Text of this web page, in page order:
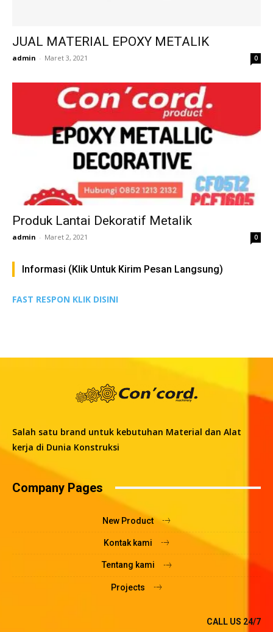
JUAL MATERIAL EPOXY METALIK
admin - Maret 3, 2021 0
Produk Lantai Dekoratif Metalik
admin - Maret 2, 2021 0
Informasi (Klik Untuk Kirim Pesan Langsung)
FAST RESPON KLIK DISINI
Salah satu brand untuk kebutuhan Material dan Alat
kerja di Dunia Konstruksi
Company Pages
New Product
Kontak kami
Tentang kami
Projects
CALL US 24/7